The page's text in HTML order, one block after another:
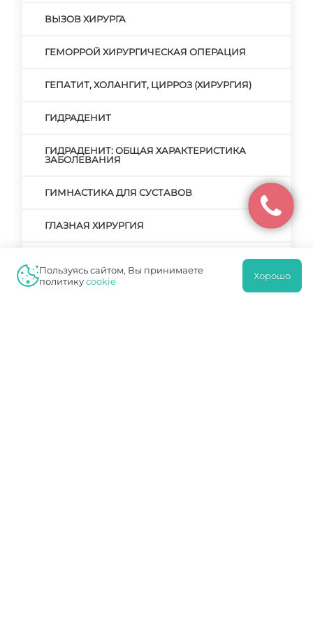
ВЫЗОВ ХИРУРГА
ГЕМОРРОЙ ХИРУРГИЧЕСКАЯ ОПЕРАЦИЯ
ГЕПАТИТ, ХОЛАНГИТ, ЦИРРОЗ (ХИРУРГИЯ)
ГИДРАДЕНИТ
ГИДРАДЕНИТ: ОБЩАЯ ХАРАКТЕРИСТИКА
ЗАБОЛЕВАНИЯ
ГИМНАСТИКА ДЛЯ СУСТАВОВ
ГЛАЗНАЯ ХИРУРГИЯ
Пользуясь сайтом, Вы принимаете
политикуcookie Хорошо